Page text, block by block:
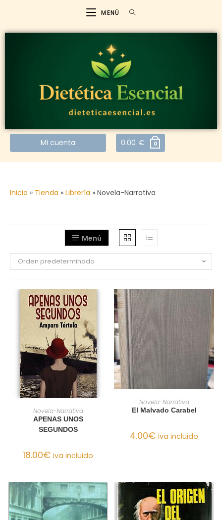
MENÚ
Mi cuenta 0.00 € 0
Inicio » Tienda » Librería » Novela-Narrativa
Menú
Orden predeterminado
AÑADIR AL CARRITO
Novela-Narrativa
APENAS UNOS
SEGUNDOS
18.00€ iva incluido
AÑADIR AL CARRITO
Novela-Narrativa
El Malvado Carabel
4.00€ iva incluido